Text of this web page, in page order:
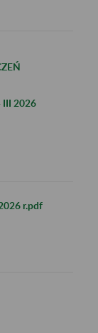
III 2026
r.pdf